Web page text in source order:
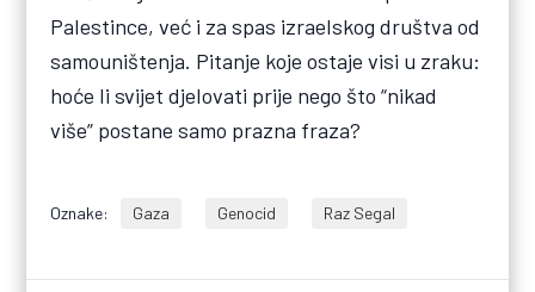
Palestince, već i za spas izraelskog društva od
samouništenja. Pitanje koje ostaje visi u zraku:
hoće li svijet djelovati prije nego što “nikad
više” postane samo prazna fraza?
Oznake: Gaza Genocid Raz Segal